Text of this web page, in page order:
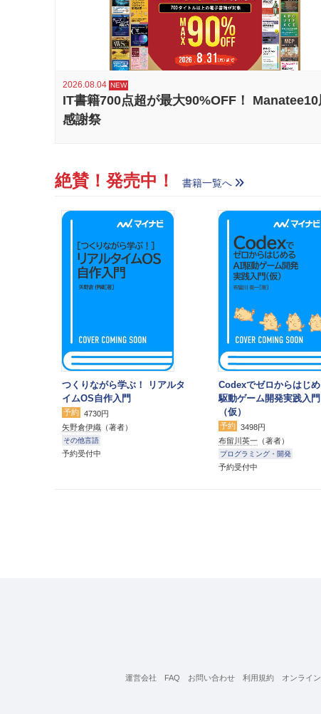
2026.08.04
IT書籍700点超が最大90%OFF！ Manatee10
感謝祭
絶賛！発売中！ 書籍一覧へ
つくりながら学ぶ！ リアルタ
イムOS自作入門
予約 4730円
矢野倉伊織 （著者）
その他言語
予約受付中
Codexでゼロからはじめ
駆動ゲーム開発実践入門
（仮）
予約 3498円
布留川英一 （著者）
プログラミング・開発
予約受付中
運営会社 FAQ お問い合わせ 利用規約 オンライ